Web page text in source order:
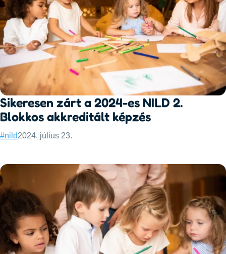
Sikeresen zárt a 2024-es NILD 2.
Blokkos akkreditált képzés
Categories:
#nildPublished:
2024. július 23.